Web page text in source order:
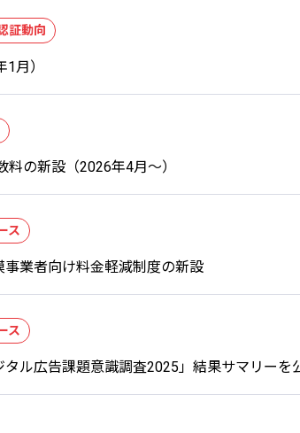
証動向
月）
の新設（2026年4月～）
ス
事業者向け料金軽減制度の新設
ス
タル広告課題意識調査2025」結果サマリーを